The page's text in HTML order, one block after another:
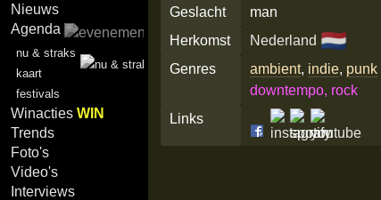
Nieuws
Agenda
nu & straks
kaart
festivals
WinactiesWIN
Trends
Foto's
Video's
Interviews
Geslacht
man
Herkomst
Nederland 🇳🇱
Genres ambient, indie, punk
downtempo, rock
Links